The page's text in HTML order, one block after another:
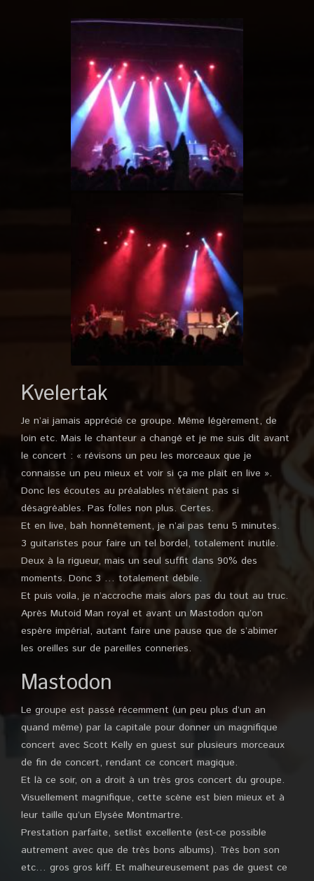
Kvelertak
Je n’ai jamais apprécié ce groupe. Même légèrement, de
loin etc. Mais le chanteur a changé et je me suis dit avant
le concert : « révisons un peu les morceaux que je
connaisse un peu mieux et voir si ça me plait en live ».
Donc les écoutes au préalables n’étaient pas si
désagréables. Pas folles non plus. Certes.
Et en live, bah honnêtement, je n’ai pas tenu 5 minutes.
3 guitaristes pour faire un tel bordel, totalement inutile.
Deux à la rigueur, mais un seul suffit dans 90% des
moments. Donc 3 … totalement débile.
Et puis voila, je n’accroche mais alors pas du tout au truc.
Après Mutoid Man royal et avant un Mastodon qu’on
espère impérial, autant faire une pause que de s’abimer
les oreilles sur de pareilles conneries.
Mastodon
Le groupe est passé récemment (un peu plus d’un an
quand même) par la capitale pour donner un magnifique
concert avec Scott Kelly en guest sur plusieurs morceaux
de fin de concert, rendant ce concert magique.
Et là ce soir, on a droit à un très gros concert du groupe.
Visuellement magnifique, cette scène est bien mieux et à
leur taille qu’un Elysée Montmartre.
Prestation parfaite, setlist excellente (est-ce possible
autrement avec que de très bons albums). Très bon son
etc… gros gros kiff. Et malheureusement pas de guest ce